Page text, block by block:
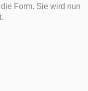
Form. Sie wird nun